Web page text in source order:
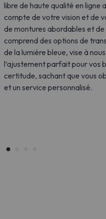
libre de haute qualité en ligne
compte de votre vision et de
de montures abordables et
comprend des options de
de la lumière bleue, vise à
l’ajustement parfait pour vos
certitude, sachant que vous
et un service personnalisé.